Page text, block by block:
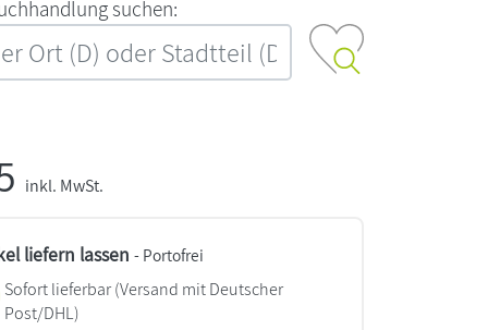
‍s‍u‍c‍h‍e‍n‍:‍
inkl. MwSt.
liefern lassen - Portofrei
Sofort lieferbar(Versand mit Deutscher
Post/DHL)